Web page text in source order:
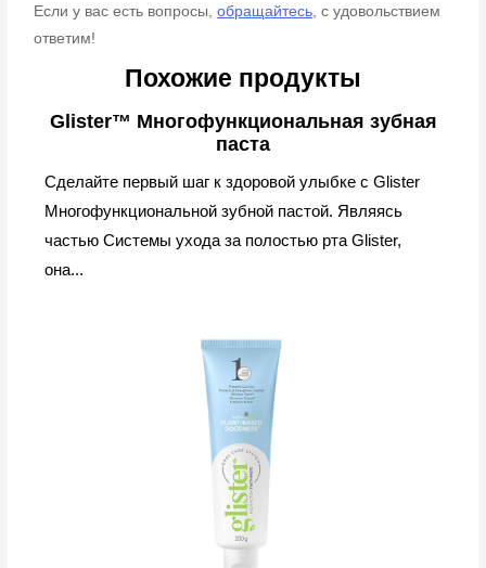
Если у вас есть вопросы,обращайтесь, с удовольствием
ответим!
Похожие продукты
Glister™ Многофункциональная зубная
паста
Сделайте первый шаг к здоровой улыбке с Glister
Многофункциональной зубной пастой. Являясь
частью Системы ухода за полостью рта Glister,
она...